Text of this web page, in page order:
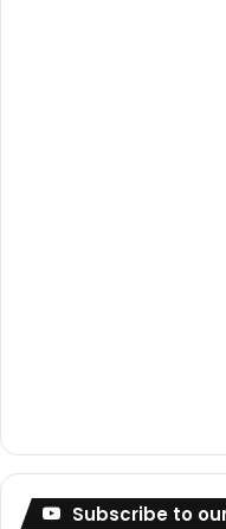
Subscribe to